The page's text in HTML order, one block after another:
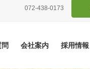
072-438-0173
会社案内 採用情報